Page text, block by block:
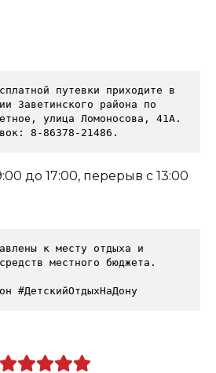
путевки приходите в
Заветинского района по
улица Ломоносова, 41А.
8-86378-21486.
до 17:00, перерыв с 13:00
местного бюджета.
#ДетскийОтдыхНаДону